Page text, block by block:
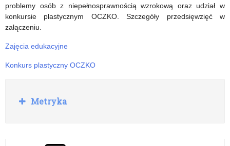
problemy osób z niepełnosprawnością wzrokową oraz udział w
konkursie plastycznym OCZKO. Szczegóły przedsięwzięć w
załączeniu.
Zajęcia edukacyjne
Konkurs plastyczny OCZKO
R
o
Metryka